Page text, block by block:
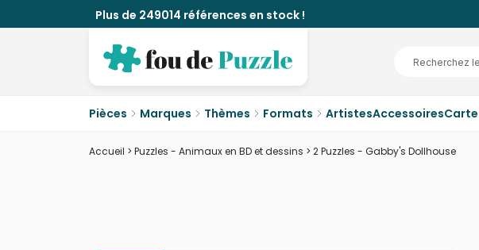
Plus de 249014 références en stock !
Pièces Marques Thèmes Formats ArtistesAccessoires
Accueil > Puzzles - Animaux en BD et dessins > 2 Puzzles - Gabby's Dollhouse